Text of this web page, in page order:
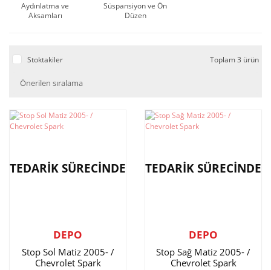
Aydınlatma ve
Aksamları
Süspansiyon ve Ön
Düzen
Stoktakiler Toplam 3 ürün
TEDARİK SÜRECİNDE
DEPO
Stop Sol Matiz 2005- /
Chevrolet Spark
TEDARİK SÜRECİNDE
DEPO
Stop Sağ Matiz 2005- /
Chevrolet Spark